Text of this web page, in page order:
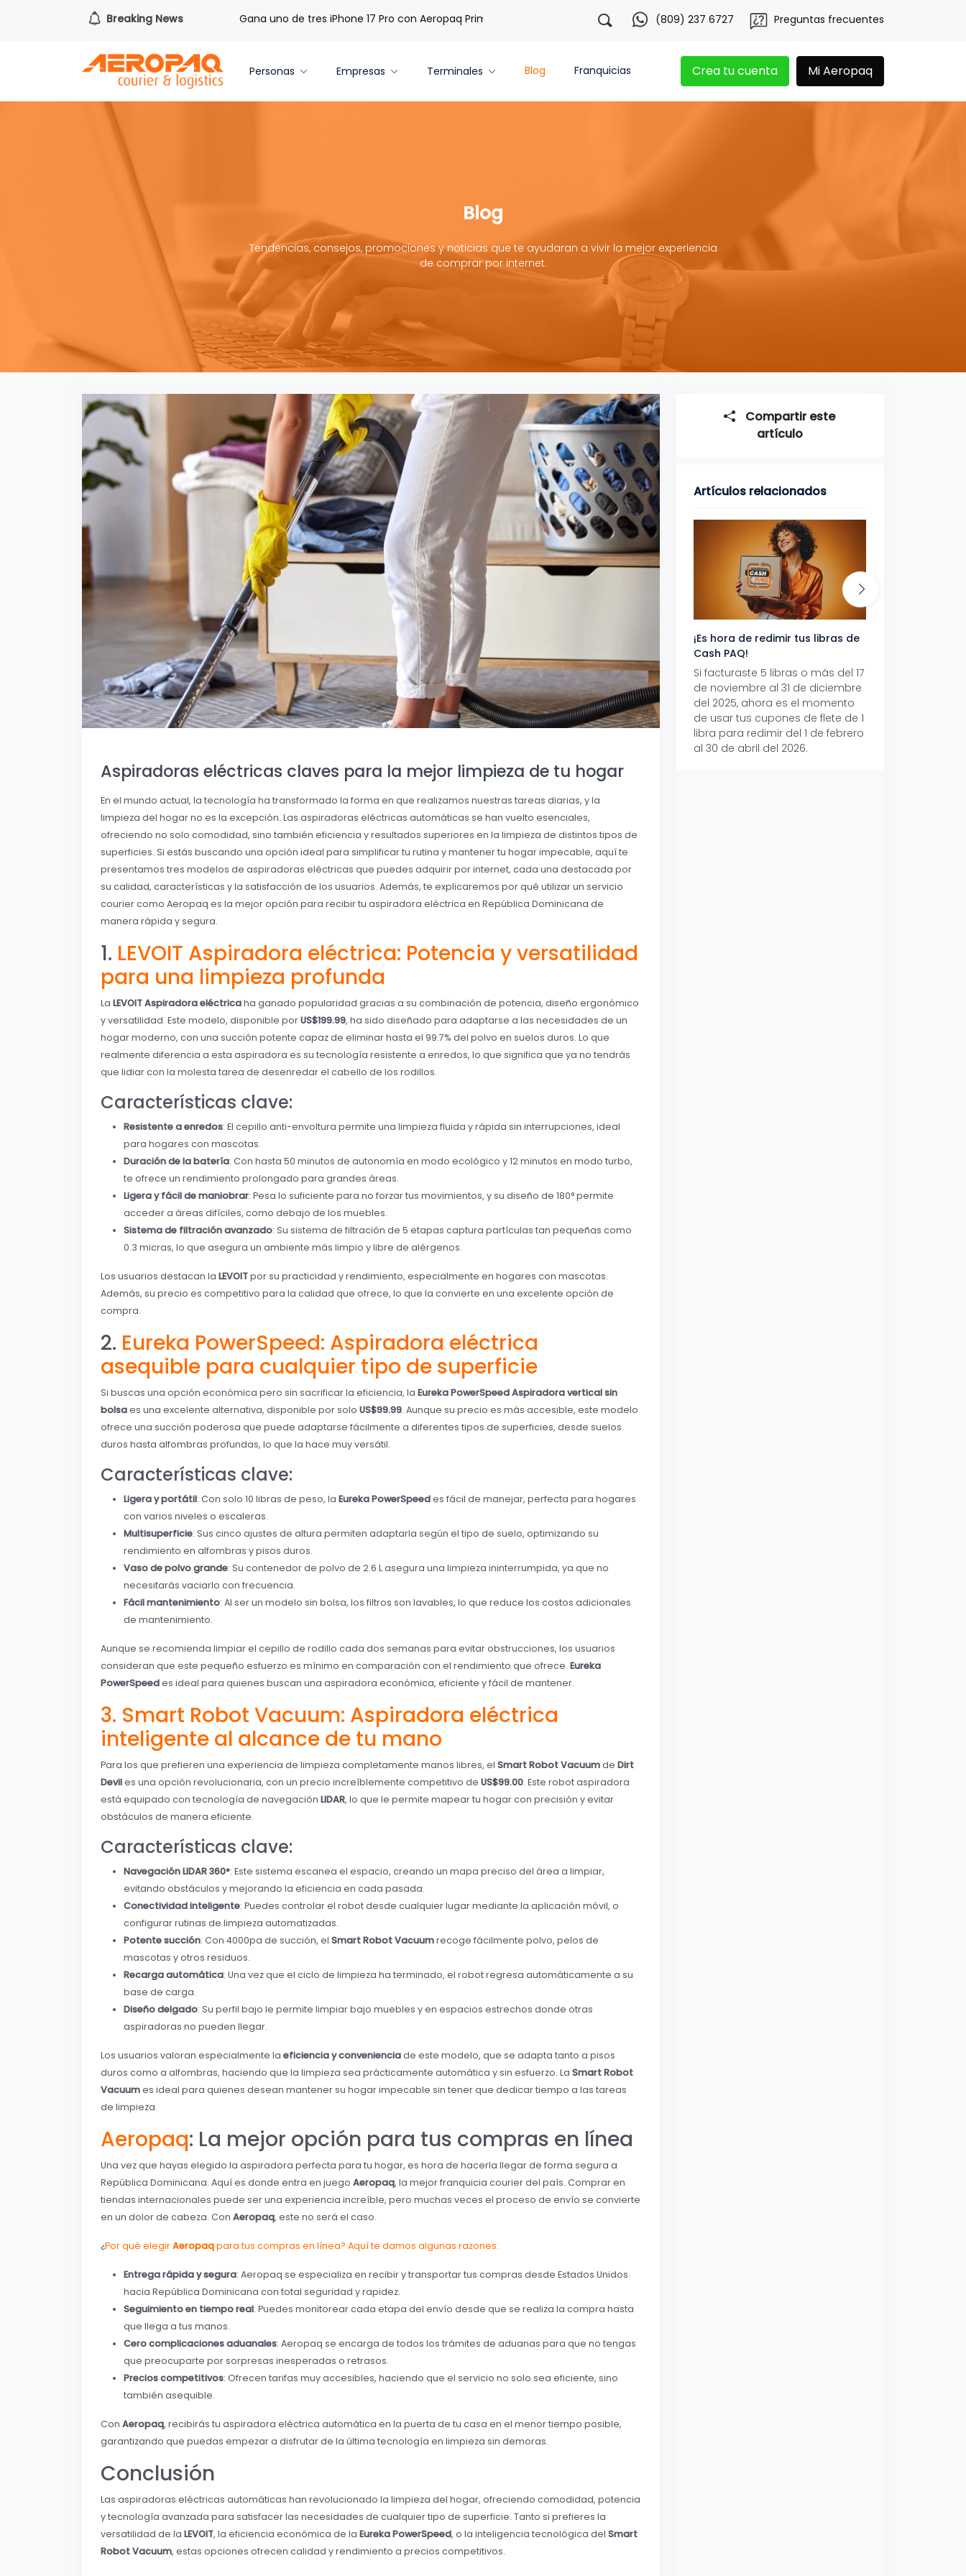
Breaking News
redimir tus libras de Cash PAQ! Gana uno de tres iPhone 17 Pro con Aeropaq Prime ¡Regístrate con nosotros y obtén 20 libras gratis por 3 meses! Tu app Aeropaq se
(809) 237 6727 Preguntas frecuentes
Personas Empresas Terminales Blog Franquicias Crea tu cuenta Mi Aeropaq
Blog
Tendencias, consejos, promociones y noticias que te ayudaran a vivir la mejor experiencia
de comprar por internet.
Aspiradoras eléctricas claves para la mejor limpieza de tu hogar
En el mundo actual, la tecnología ha transformado la forma en que realizamos nuestras tareas diarias, y la
limpieza del hogar no es la excepción. Las aspiradoras eléctricas automáticas se han vuelto esenciales,
ofreciendo no solo comodidad, sino también eficiencia y resultados superiores en la limpieza de distintos tipos de
superficies. Si estás buscando una opción ideal para simplificar tu rutina y mantener tu hogar impecable, aquí te
presentamos tres modelos de aspiradoras eléctricas que puedes adquirir por internet, cada una destacada por
su calidad, características y la satisfacción de los usuarios. Además, te explicaremos por qué utilizar un servicio
courier como Aeropaq es la mejor opción para recibir tu aspiradora eléctrica en República Dominicana de
manera rápida y segura.
1. LEVOIT Aspiradora eléctrica: Potencia y versatilidad
para una limpieza profunda
La LEVOIT Aspiradora eléctricaha ganado popularidad gracias a su combinación de potencia, diseño ergonómico
y versatilidad. Este modelo, disponible porUS$199.99, ha sido diseñado para adaptarse a las necesidades de un
hogar moderno, con una succión potente capaz de eliminar hasta el 99.7% del polvo en suelos duros. Lo que
realmente diferencia a esta aspiradora es su tecnología resistente a enredos, lo que significa que ya no tendrás
que lidiar con la molesta tarea de desenredar el cabello de los rodillos.
Características clave:
Resistente a enredos: El cepillo anti-envoltura permite una limpieza fluida y rápida sin interrupciones, ideal
para hogares con mascotas.
Duración de la batería: Con hasta 50 minutos de autonomía en modo ecológico y 12 minutos en modo turbo,
te ofrece un rendimiento prolongado para grandes áreas.
Ligera y fácil de maniobrar: Pesa lo suficiente para no forzar tus movimientos, y su diseño de 180° permite
acceder a áreas difíciles, como debajo de los muebles.
Sistema de filtración avanzado: Su sistema de filtración de 5 etapas captura partículas tan pequeñas como
0.3 micras, lo que asegura un ambiente más limpio y libre de alérgenos.
Los usuarios destacan la LEVOITpor su practicidad y rendimiento, especialmente en hogares con mascotas.
Además, su precio es competitivo para la calidad que ofrece, lo que la convierte en una excelente opción de
compra.
2. Eureka PowerSpeed: Aspiradora eléctrica
asequible para cualquier tipo de superficie
Si buscas una opción económica pero sin sacrificar la eficiencia, la Eureka PowerSpeed Aspiradora vertical sin
bolsaes una excelente alternativa, disponible por solo US$99.99. Aunque su precio es más accesible, este modelo
ofrece una succión poderosa que puede adaptarse fácilmente a diferentes tipos de superficies, desde suelos
duros hasta alfombras profundas, lo que la hace muy versátil.
Características clave:
Ligera y portátil: Con solo 10 libras de peso, la Eureka PowerSpeedes fácil de manejar, perfecta para hogares
con varios niveles o escaleras.
Multisuperficie: Sus cinco ajustes de altura permiten adaptarla según el tipo de suelo, optimizando su
rendimiento en alfombras y pisos duros.
Vaso de polvo grande: Su contenedor de polvo de 2.6 L asegura una limpieza ininterrumpida, ya que no
necesitarás vaciarlo con frecuencia.
Fácil mantenimiento: Al ser un modelo sin bolsa, los filtros son lavables, lo que reduce los costos adicionales
de mantenimiento.
Aunque se recomienda limpiar el cepillo de rodillo cada dos semanas para evitar obstrucciones, los usuarios
consideran que este pequeño esfuerzo es mínimo en comparación con el rendimiento que ofrece. Eureka
PowerSpeedes ideal para quienes buscan una aspiradora económica, eficiente y fácil de mantener.
3. Smart Robot Vacuum: Aspiradora eléctrica
inteligente al alcance de tu mano
Para los que prefieren una experiencia de limpieza completamente manos libres, el Smart Robot Vacuumde Dirt
Deviles una opción revolucionaria, con un precio increíblemente competitivo de US$99.00. Este robot aspiradora
está equipado con tecnología de navegación LIDAR, lo que le permite mapear tu hogar con precisión y evitar
obstáculos de manera eficiente.
Características clave:
Navegación LIDAR 360°: Este sistema escanea el espacio, creando un mapa preciso del área a limpiar,
evitando obstáculos y mejorando la eficiencia en cada pasada.
Conectividad inteligente: Puedes controlar el robot desde cualquier lugar mediante la aplicación móvil, o
configurar rutinas de limpieza automatizadas.
Potente succión: Con 4000pa de succión, el Smart Robot Vacuumrecoge fácilmente polvo, pelos de
mascotas y otros residuos.
Recarga automática: Una vez que el ciclo de limpieza ha terminado, el robot regresa automáticamente a su
base de carga.
Diseño delgado: Su perfil bajo le permite limpiar bajo muebles y en espacios estrechos donde otras
aspiradoras no pueden llegar.
Los usuarios valoran especialmente la eficiencia y convenienciade este modelo, que se adapta tanto a pisos
duros como a alfombras, haciendo que la limpieza sea prácticamente automática y sin esfuerzo. La Smart Robot
Vacuumes ideal para quienes desean mantener su hogar impecable sin tener que dedicar tiempo a las tareas
de limpieza.
Aeropaq: La mejor opción para tus compras en línea
Una vez que hayas elegido la aspiradora perfecta para tu hogar, es hora de hacerla llegar de forma segura a
República Dominicana. Aquí es donde entra en juego Aeropaq, la mejor franquicia courier del país. Comprar en
tiendas internacionales puede ser una experiencia increíble, pero muchas veces el proceso de envío se convierte
en un dolor de cabeza. Con Aeropaq, este no será el caso.
¿Por qué elegirAeropaqpara tus compras en línea? Aquí te damos algunas razones:
Entrega rápida y segura: Aeropaq se especializa en recibir y transportar tus compras desde Estados Unidos
hacia República Dominicana con total seguridad y rapidez.
Seguimiento en tiempo real: Puedes monitorear cada etapa del envío desde que se realiza la compra hasta
que llega a tus manos.
Cero complicaciones aduanales: Aeropaq se encarga de todos los trámites de aduanas para que no tengas
que preocuparte por sorpresas inesperadas o retrasos.
Precios competitivos: Ofrecen tarifas muy accesibles, haciendo que el servicio no solo sea eficiente, sino
también asequible.
Con Aeropaq, recibirás tu aspiradora eléctrica automática en la puerta de tu casa en el menor tiempo posible,
garantizando que puedas empezar a disfrutar de la última tecnología en limpieza sin demoras.
Conclusión
Las aspiradoras eléctricas automáticas han revolucionado la limpieza del hogar, ofreciendo comodidad, potencia
y tecnología avanzada para satisfacer las necesidades de cualquier tipo de superficie. Tanto si prefieres la
versatilidad de la LEVOIT, la eficiencia económica de la Eureka PowerSpeed, o la inteligencia tecnológica del Smart
Robot Vacuum, estas opciones ofrecen calidad y rendimiento a precios competitivos.
Compartir este
artículo
Artículos relacionados
¡Es hora de redimir tus libras de
Cash PAQ!
Si facturaste 5 libras o más del 17
de noviembre al 31 de diciembre
del 2025, ahora es el momento
de usar tus cupones de flete de 1
libra para redimir del 1 de febrero
al 30 de abril del 2026.